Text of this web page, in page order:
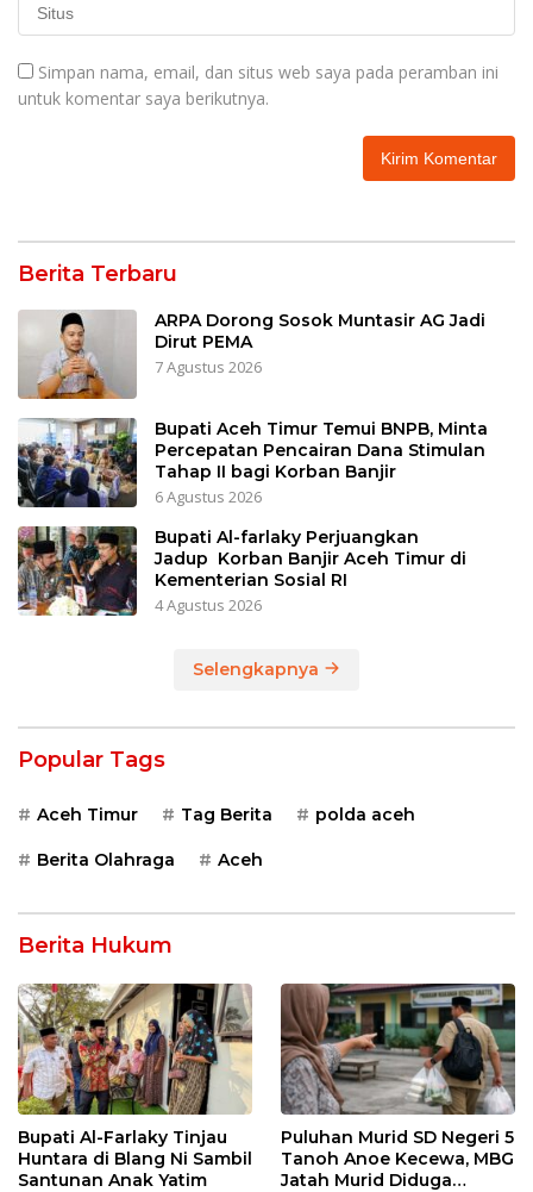
Simpan nama, email, dan situs web saya pada peramban ini
untuk komentar saya berikutnya.
Berita Terbaru
ARPA Dorong Sosok Muntasir AG Jadi
Dirut PEMA
7 Agustus 2026
Bupati Aceh Timur Temui BNPB, Minta
Percepatan Pencairan Dana Stimulan
Tahap II bagi Korban Banjir
6 Agustus 2026
Bupati Al-farlaky Perjuangkan
Jadup Korban Banjir Aceh Timur di
Kementerian Sosial RI
4 Agustus 2026
Selengkapnya
Popular Tags
Aceh Timur Tag Berita polda aceh
Berita Olahraga Aceh
Berita Hukum
Bupati Al-Farlaky Tinjau
Huntara di Blang Ni Sambil
Santunan Anak Yatim
Puluhan Murid SD Negeri 5
Tanoh Anoe Kecewa, MBG
Jatah Murid Diduga